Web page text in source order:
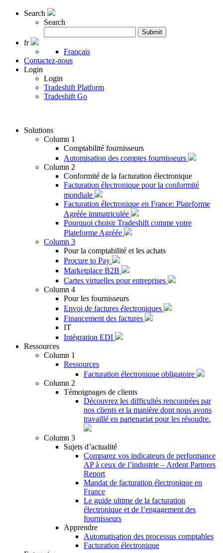
Search
Search
:
Submit
fr
Français
Contactez-nous
Login
Login
Tradeshift Platform
Tradeshift Go
Solutions
Column 1
Comptabilité fournisseurs
Automisation des comptes fournisseurs
Column 2
Conformité de la facturation électronique
Facturation électronique pour la conformité
mondiale
Facturation électronique en France: Plateforme
Agréée immatriculée
Pourquoi choisir Tradeshift comme votre
Plateforme Agréée
Column 3
Pour la comptabilité et les achats
Procure to Pay
Marketplace B2B
Cartes virtuelles pour entreprises
Column 4
Pour les fournisseurs
Envoi de factures électroniques
Financement des factures
IT
Intégration EDI
Ressources
Column 1
Ressources
Facturation électronique obligatoire
Column 2
Témoignages de clients
Découvrez les difficultés rencontrées par
nos clients et la manière dont nous avons
travaillé en partenariat pour les résoudre.
Column 3
Sujets d’actualité
Comparez vos indicateurs de performance
AP à ceux de l’industrie – Ardent Partners
Report
Mandat de facturation électronique en
France
Le guide ultime de la facturation
électronique et de l’engagement des
fournisseurs
Apprendre
Automatisation des processus comptables
Facturation électronique